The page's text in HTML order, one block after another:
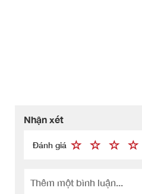
Nhận xét
Đánh giá